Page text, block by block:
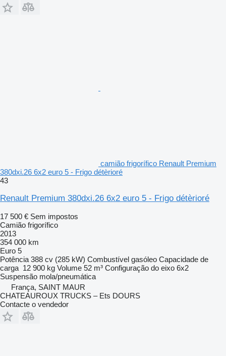
camião frigorífico Renault Premium
380dxi.26 6x2 euro 5 - Frigo détèrioré
43
Renault Premium 380dxi.26 6x2 euro 5 - Frigo détèrioré
17 500 € Sem impostos
Camião frigorífico
2013
354 000 km
Euro 5
Potência 388 cv (285 kW) Combustível gasóleo Capacidade de
carga 12 900 kg Volume 52 m³ Configuração do eixo 6x2
Suspensão mola/pneumática
França, SAINT MAUR
CHATEAUROUX TRUCKS – Ets DOURS
Contacte o vendedor